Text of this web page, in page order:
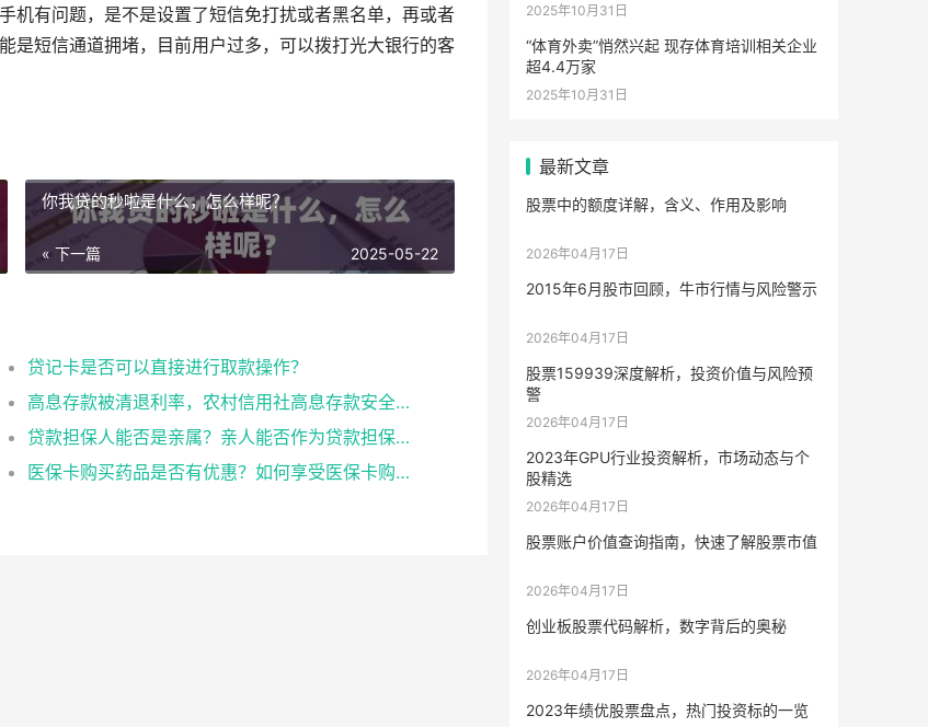
机有问题，是不是设置了短信免打扰或者黑名单，再或者
是短信通道拥堵，目前用户过多，可以拨打光大银行的客
你我贷的秒啦是什么，怎么样呢？
« 下一篇 2025-05-22
贷记卡是否可以直接进行取款操作？
高息存款被清退利率，农村信用社高息存款安全吗
贷款担保人能否是亲属？亲人能否作为贷款担保人？
医保卡购买药品是否有优惠？如何享受医保卡购药优惠？
2025年10月31日
“体育外卖”悄然兴起 现存体育培训相关企业
超4.4万家
2025年10月31日
最新文章
股票中的额度详解，含义、作用及影响
2026年04月17日
2015年6月股市回顾，牛市行情与风险警示
2026年04月17日
股票159939深度解析，投资价值与风险预
警
2026年04月17日
2023年GPU行业投资解析，市场动态与个
股精选
2026年04月17日
股票账户价值查询指南，快速了解股票市值
2026年04月17日
创业板股票代码解析，数字背后的奥秘
2026年04月17日
2023年绩优股票盘点，热门投资标的一览